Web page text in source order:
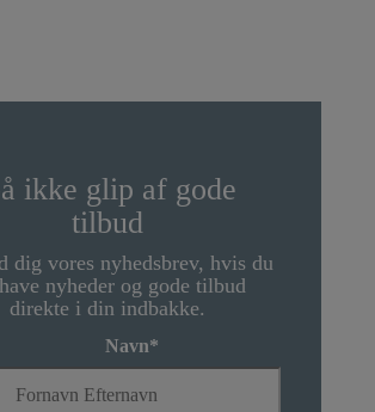
ikke glip af gode
tilbud
dig vores nyhedsbrev, hvis du
nyheder og gode tilbud
direkte i din indbakke.
Navn*